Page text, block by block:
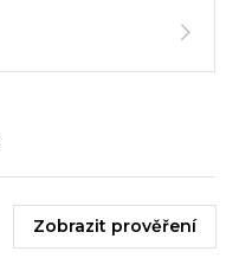
Zobrazit prověření